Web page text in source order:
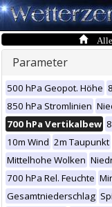
Alle
Parameter
500 hPa Geopot. Höhe
850 hPa Stromlinien
700 hPa Vertikalbew
10m Wind 2m Taupunkt
Mittelhohe Wolken
700 hPa Rel. Feuchte
Gesamtniederschlag